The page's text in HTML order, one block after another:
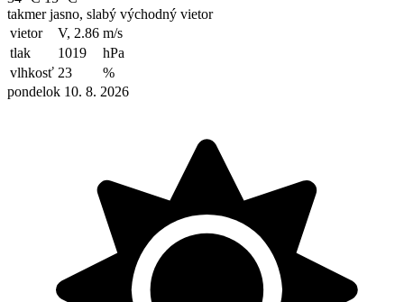
takmer jasno, slabý východný vietor
vietor
V, 2.86 m/s
tlak
1019
hPa
vlhkosť 23
%
pondelok 10. 8. 2026